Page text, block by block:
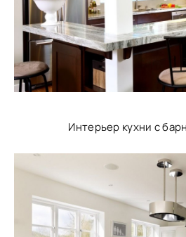
Интерьер кухни с